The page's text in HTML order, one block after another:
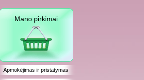
Mano pirkimai
Apmokėjimas ir pristatymas